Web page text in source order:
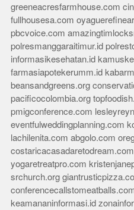
greeneacresfarmhouse.com
fullhousesa.com
pbcvoice.com
polresmanggaraitimur.id
informasikesehatan.id
farmasiapotekerumm.id
beansandgreens.org
pacificocolombia.org
pmigconference.com
eventfulweddingplanning.com
lachilenita.com abgolo.com
costaricacasadaretodream.com
yogaretreatpro.com
srchurch.org
keamananinformasi.id